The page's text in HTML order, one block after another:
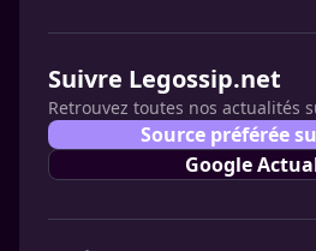
Suivre Legossip.net
Retrouvez toutes nos actualités
Source préférée
Google